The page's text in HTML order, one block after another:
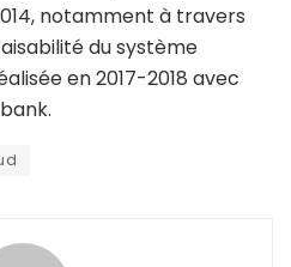
notamment à travers
du système
en 2017-2018 avec